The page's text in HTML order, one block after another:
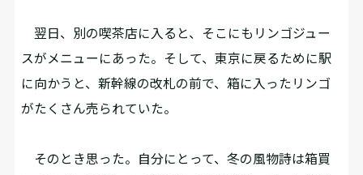
翌日、別の喫茶店に入ると、そこにもリンゴジュー
スがメニューにあった。そして、東京に戻るために駅
に向かうと、新幹線の改札の前で、箱に入ったリンゴ
がたくさん売られていた。
そのとき思った。自分にとって、冬の風物詩は箱買